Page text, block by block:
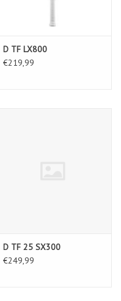
D TF LX800
€219,99
D TF 25 SX300
€249,99